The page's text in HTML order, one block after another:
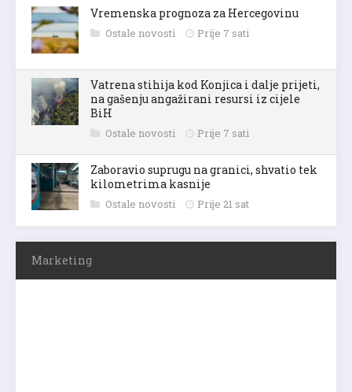
Vremenska prognoza za Hercegovinu
Ostale novosti Prije 7 sati
Vatrena stihija kod Konjica i dalje prijeti,
na gašenju angažirani resursi iz cijele
BiH
Ostale novosti Prije 7 sati
Zaboravio suprugu na granici, shvatio tek
kilometrima kasnije
Ostale novosti Prije 21 sat
Marketing